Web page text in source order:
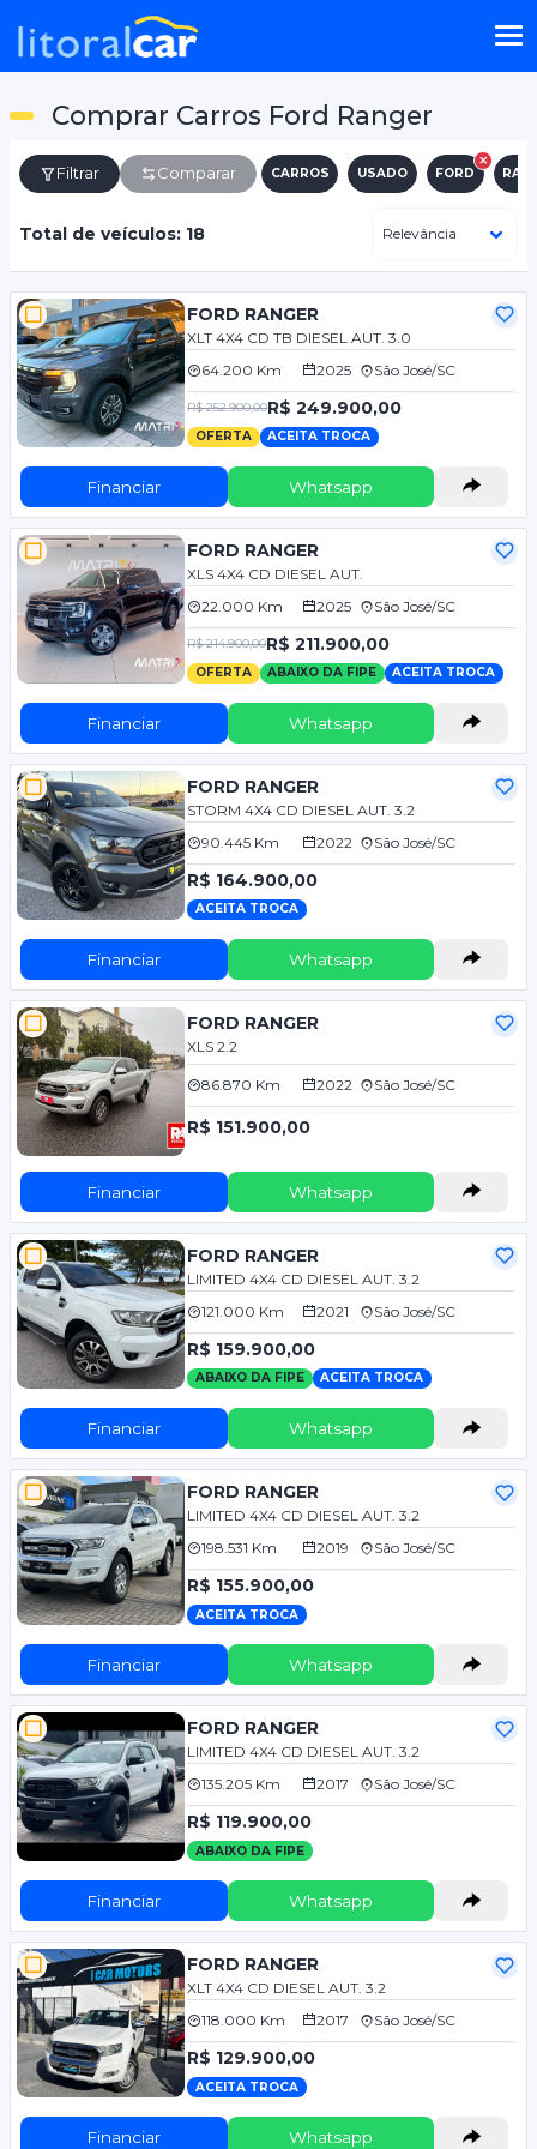
Comprar Carros Ford Ranger
Filtrar Comparar CARROS USADO FORD
Total de veículos: 18
FORD RANGER
XLT 4X4 CD TB DIESEL AUT. 3.0
64.200 Km
2025 São José/SC
R$ 252.900,00R$ 249.900,00
OFERTA ACEITA TROCA
Financiar Whatsapp
FORD RANGER
XLS 4X4 CD DIESEL AUT.
22.000 Km
2025 São José/SC
R$ 214.900,00R$ 211.900,00
OFERTA ABAIXO DA FIPE ACEITA TROCA
Financiar Whatsapp
FORD RANGER
STORM 4X4 CD DIESEL AUT. 3.2
90.445 Km
2022 São José/SC
R$ 164.900,00
ACEITA TROCA
Financiar Whatsapp
FORD RANGER
XLS 2.2
86.870 Km 2022 São José/SC
R$ 151.900,00
Financiar Whatsapp
FORD RANGER
LIMITED 4X4 CD DIESEL AUT. 3.2
121.000 Km
2021 São José/SC
R$ 159.900,00
ABAIXO DA FIPE ACEITA TROCA
Financiar Whatsapp
FORD RANGER
LIMITED 4X4 CD DIESEL AUT. 3.2
198.531 Km
2019 São José/SC
R$ 155.900,00
ACEITA TROCA
Financiar Whatsapp
FORD RANGER
LIMITED 4X4 CD DIESEL AUT. 3.2
135.205 Km
2017 São José/SC
R$ 119.900,00
ABAIXO DA FIPE
Financiar Whatsapp
FORD RANGER
XLT 4X4 CD DIESEL AUT. 3.2
118.000 Km
2017 São José/SC
R$ 129.900,00
ACEITA TROCA
Financiar Whatsapp